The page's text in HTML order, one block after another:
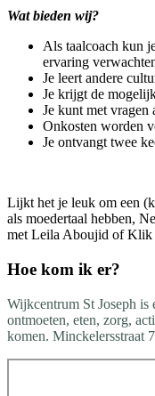
Wat bieden wij?
Als taalcoach kun
ervaring
Je leert andere
Je krijgt de
Je kunt met vragen
Onkosten worden
Je ontvangt twee
Lijkt het je leuk om een
als moedertaal hebben,
met Leila Aboujid of Klik
Hoe kom ik er?
Wijkcentrum St Joseph is
ontmoeten, eten, zorg,
komen. Minckelersstraat